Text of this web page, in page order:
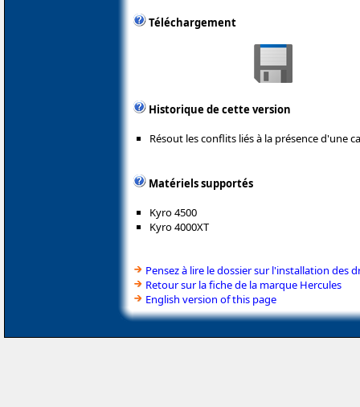
Téléchargement
Historique de cette version
Résout les conflits liés à la présence d'une
Matériels supportés
Kyro 4500
Kyro 4000XT
Pensez à lire le dossier sur l'installation des
Retour sur la fiche de la marque Hercules
English version of this page